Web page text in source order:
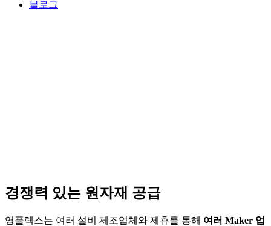
블로그
경쟁력 있는 원자재 공급
영플렉스는 여러 설비 제조업체와 제휴를 통해 여러 Maker 업